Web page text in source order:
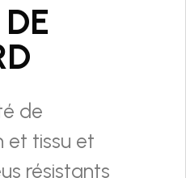
de
et tissu et
résistants